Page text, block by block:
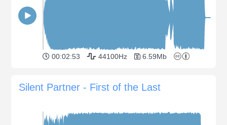
00:02:53 44100Hz 6.59Mb
Silent Partner - First of the Last